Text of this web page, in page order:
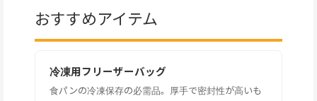
おすすめアイテム
冷凍用フリーザーバッグ
食パンの冷凍保存の必需品。厚手で密封性が高いも